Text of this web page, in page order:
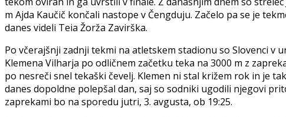
m Ajda Kaučič končali nastope v Čengduju. Začelo pa se je
danes videli Teia Žorža Zavirška.
Po včerajšnji zadnji tekmi na atletskem stadionu so Slovenci v
Klemena Vilharja po odličnem začetku teka na 3000 m z
po nesreči snel tekaški čevelj. Klemen ni stal križem rok in je
danes dopoldne polepšal dan, saj so sodniki ugodili njegovi
zaprekami bo na sporedu jutri, 3. avgusta, ob 19:25.